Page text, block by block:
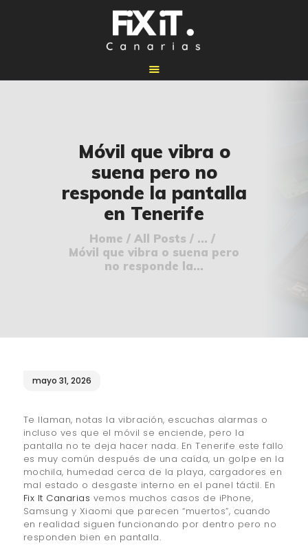
Móvil que vibra o
suena pero no
responde la pantalla
en Tenerife
Home All Posts
...
Móvil que vibra o suena pero
no responde la...
🔧 REPARACIONES
🛠️ SERVICIOS
ADICIONALES
👉 SOLICITAR
PRESUPUESTO
📞 CONTACTOS
mayo 31, 2026
Te llaman, notas la vibración, escuchas alarmas o
incluso ves que el móvil se enciende, pero la
pantalla no te deja hacer nada. En Tenerife este fallo
es muy común después de una caída, un golpe en la
mochila, humedad cerca de la playa, cargadores en
mal estado o desgaste interno en el panel táctil. En
Fix It Canarias vemos muchos casos de iPhone,
Samsung y Xiaomi que parecen “muertos”, cuando
en realidad siguen funcionando por dentro pero no
responden bien en pantalla.